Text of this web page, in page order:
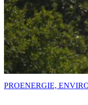
PROENERGIE,